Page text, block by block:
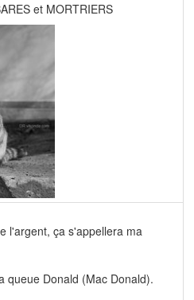
et MORTRIERS
l'argent, ça s'appellera ma
queue Donald (Mac Donald).